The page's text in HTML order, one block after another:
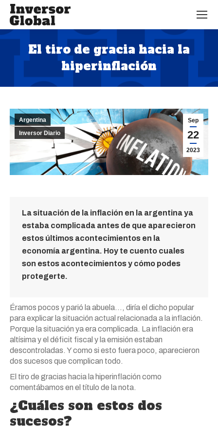
El tiro de gracia hacia la
hiperinflación
Estás aquí:
Sep
22
2023
Argentina
Inversor Diario
La situación de la inflación en la argentina ya
estaba complicada antes de que aparecieron
estos últimos acontecimientos en la
economía argentina. Hoy te cuento cuales
son estos acontecimientos y cómo podes
protegerte.
Éramos pocos y parió la abuela…, diría el dicho popular
para explicar la situación actual relacionada a la inflación.
Porque la situación ya era complicada. La inflación era
altísima y el déficit fiscal y la emisión estaban
descontroladas. Y como si esto fuera poco, aparecieron
dos sucesos que complican todo.
El tiro de gracias hacia la hiperinflación como
comentábamos en el título de la nota.
¿Cuáles son estos dos
sucesos?